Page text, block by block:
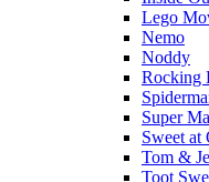
Lego
Nemo
Noddy
Rocking
Super
Sweet at
Tom &
Toot